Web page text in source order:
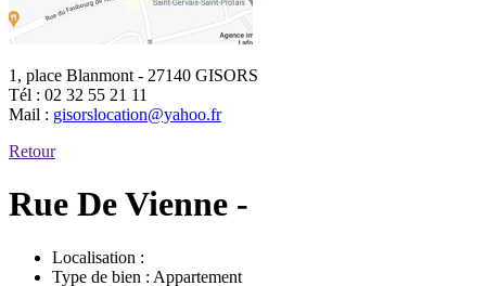
1, place Blanmont - 27140 GISORS
Tél : 02 32 55 21 11
Mail : gisorslocation@yahoo.fr
Retour
Rue De Vienne -
Localisation :
Type de bien : Appartement